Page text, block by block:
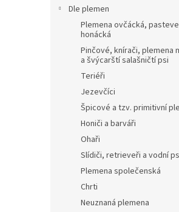
Dle plemen
Plemena ovčácká,
honácká
Pinčové, knírači, plemena
a švýcarští salašničtí psi
Teriéři
Jezevčíci
Špicové a tzv. primitivní
Honiči a barváři
Ohaři
Slídiči, retrieveři a vodní
Plemena společenská
Chrti
Neuznaná plemena